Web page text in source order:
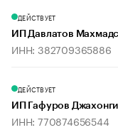
ДЕЙСТВУЕТ
ИП Давлатов
ИНН: 382709365886
ДЕЙСТВУЕТ
ИП Гафуров
ИНН: 770874656544